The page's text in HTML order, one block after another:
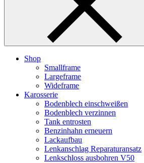
Shop
Smallframe
Largeframe
Wideframe
Karosserie
Bodenblech einschweißen
Bodenblech verzinnen
Tank entrosten
Benzinhahn erneuern
Lackaufbau
Lenkanschlag Reparaturansatz
Lenkschloss ausbohren V50